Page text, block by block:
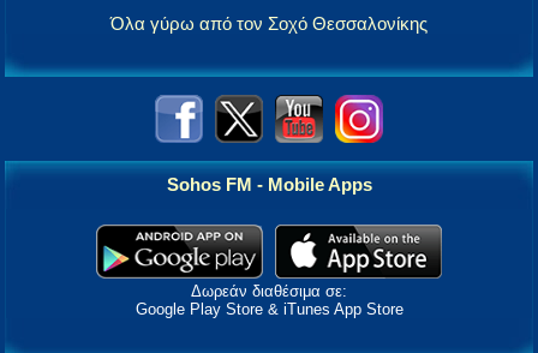
Όλα γύρω από τον Σοχό Θεσσαλονίκης
Sohos FM - Mobile Apps
Δωρεάν διαθέσιμα σε:
Google Play Store & iTunes App Store